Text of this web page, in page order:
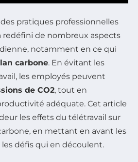
pratiques professionnelles
redéfini de nombreux aspects
notamment en ce qui
carbone. En évitant les
les employés peuvent
de CO2, tout en
adéquate. Cet article
les effets du télétravail sur
en mettant en avant les
défis qui en découlent.